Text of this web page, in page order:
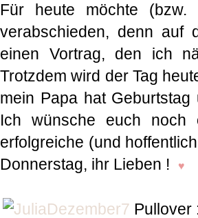
Für heute möchte
verabschieden, denn auf
einen Vortrag, den ich
Trotzdem wird der Tag
mein Papa hat
Ich wünsche euch noch
erfolgreiche (und
Donnerstag, ihr Lieben !
♥
Pullover